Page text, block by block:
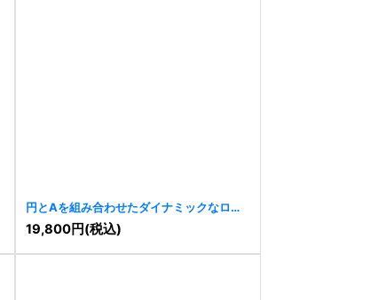
円とAを組み合わせたダイナミックなロゴ
[7806]
19,800円(税込)